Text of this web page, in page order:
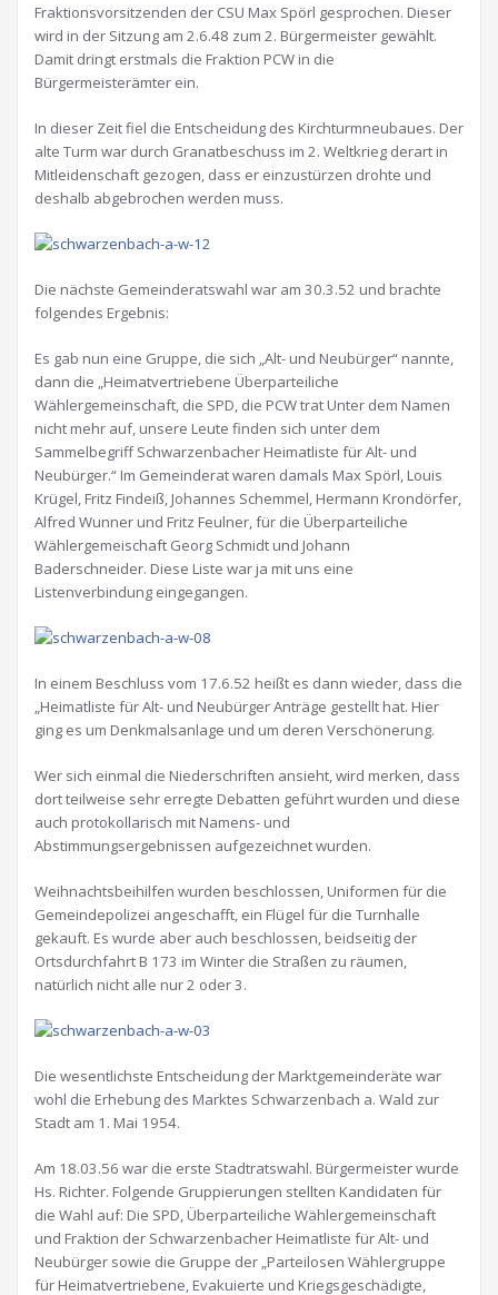
Fraktionsvorsitzenden der CSU Max Spörl gesprochen. Dieser
wird in der Sitzung am 2.6.48 zum 2. Bürgermeister gewählt.
Damit dringt erstmals die Fraktion PCW in die
Bürgermeisterämter ein.
In dieser Zeit fiel die Entscheidung des Kirchturmneubaues. Der
alte Turm war durch Granatbeschuss im 2. Weltkrieg derart in
Mitleidenschaft gezogen, dass er einzustürzen drohte und
deshalb abgebrochen werden muss.
Die nächste Gemeinderatswahl war am 30.3.52 und brachte
folgendes Ergebnis:
Es gab nun eine Gruppe, die sich „Alt- und Neubürger“ nannte,
dann die „Heimatvertriebene Überparteiliche
Wählergemeinschaft, die SPD, die PCW trat Unter dem Namen
nicht mehr auf, unsere Leute finden sich unter dem
Sammelbegriff Schwarzenbacher Heimatliste für Alt- und
Neubürger.“ Im Gemeinderat waren damals Max Spörl, Louis
Krügel, Fritz Findeiß, Johannes Schemmel, Hermann Krondörfer,
Alfred Wunner und Fritz Feulner, für die Überparteiliche
Wählergemeischaft Georg Schmidt und Johann
Baderschneider. Diese Liste war ja mit uns eine
Listenverbindung eingegangen.
In einem Beschluss vom 17.6.52 heißt es dann wieder, dass die
„Heimatliste für Alt- und Neubürger Anträge gestellt hat. Hier
ging es um Denkmalsanlage und um deren Verschönerung.
Wer sich einmal die Niederschriften ansieht, wird merken, dass
dort teilweise sehr erregte Debatten geführt wurden und diese
auch protokollarisch mit Namens- und
Abstimmungsergebnissen aufgezeichnet wurden.
Weihnachtsbeihilfen wurden beschlossen, Uniformen für die
Gemeindepolizei angeschafft, ein Flügel für die Turnhalle
gekauft. Es wurde aber auch beschlossen, beidseitig der
Ortsdurchfahrt B 173 im Winter die Straßen zu räumen,
natürlich nicht alle nur 2 oder 3.
Die wesentlichste Entscheidung der Marktgemeinderäte war
wohl die Erhebung des Marktes Schwarzenbach a. Wald zur
Stadt am 1. Mai 1954.
Am 18.03.56 war die erste Stadtratswahl. Bürgermeister wurde
Hs. Richter. Folgende Gruppierungen stellten Kandidaten für
die Wahl auf: Die SPD, Überparteiliche Wählergemeinschaft
und Fraktion der Schwarzenbacher Heimatliste für Alt- und
Neubürger sowie die Gruppe der „Parteilosen Wählergruppe
für Heimatvertriebene, Evakuierte und Kriegsgeschädigte,